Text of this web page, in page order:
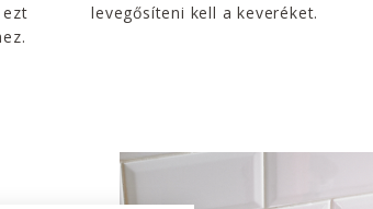
ezt
levegősíteni kell a keveréket.